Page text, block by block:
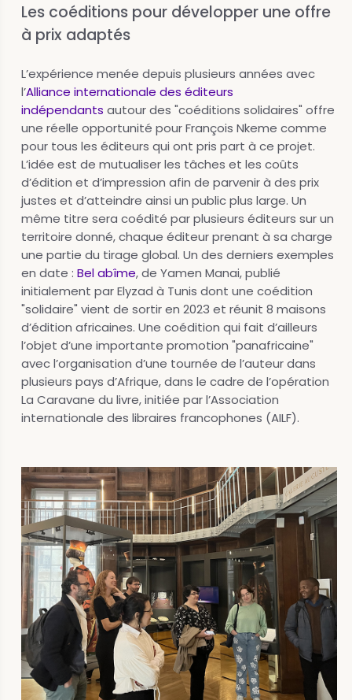
Les coéditions pour développer une offre
à prix adaptés
L’expérience menée depuis plusieurs années avec
l’Alliance internationale des éditeurs
indépendants autour des "coéditions solidaires" offre
une réelle opportunité pour François Nkeme comme
pour tous les éditeurs qui ont pris part à ce projet.
L’idée est de mutualiser les tâches et les coûts
d’édition et d’impression afin de parvenir à des prix
justes et d’atteindre ainsi un public plus large. Un
même titre sera coédité par plusieurs éditeurs sur un
territoire donné, chaque éditeur prenant à sa charge
une partie du tirage global. Un des derniers exemples
en date : Bel abîme, de Yamen Manai, publié
initialement par Elyzad à Tunis dont une coédition
"solidaire" vient de sortir en 2023 et réunit 8 maisons
d’édition africaines. Une coédition qui fait d’ailleurs
l’objet d’une importante promotion "panafricaine"
avec l’organisation d’une tournée de l’auteur dans
plusieurs pays d’Afrique, dans le cadre de l’opération
La Caravane du livre, initiée par l’Association
internationale des libraires francophones (AILF).